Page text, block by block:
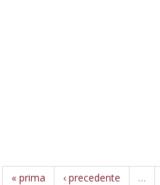
« prima ‹ precedente …